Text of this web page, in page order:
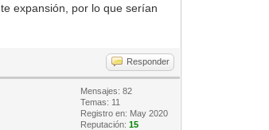
expansión, por lo que serían
Responder
Mensajes: 82
Temas: 11
Registro en: May 2020
Reputación:15